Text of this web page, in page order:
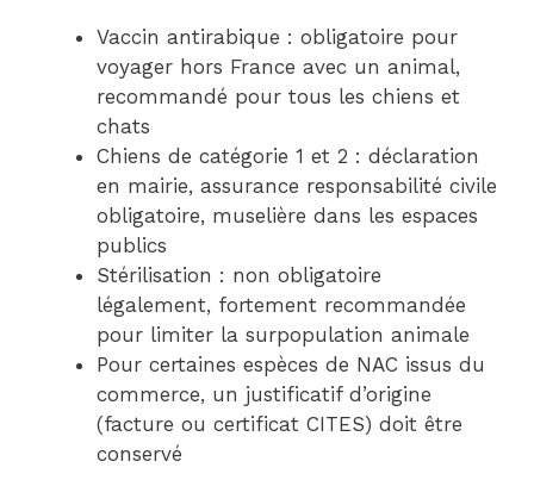
Vaccin antirabique : obligatoire pour
voyager hors France avec un animal,
recommandé pour tous les chiens et
chats
Chiens de catégorie 1 et 2 : déclaration
en mairie, assurance responsabilité civile
obligatoire, muselière dans les espaces
publics
Stérilisation : non obligatoire
légalement, fortement recommandée
pour limiter la surpopulation animale
Pour certaines espèces de NAC issus du
commerce, un justificatif d’origine
(facture ou certificat CITES) doit être
conservé